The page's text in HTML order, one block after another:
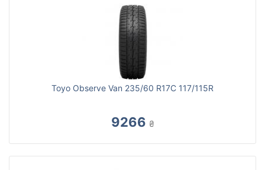
Toyo Observe Van 235/60 R17C 117/115R
9266 ₴